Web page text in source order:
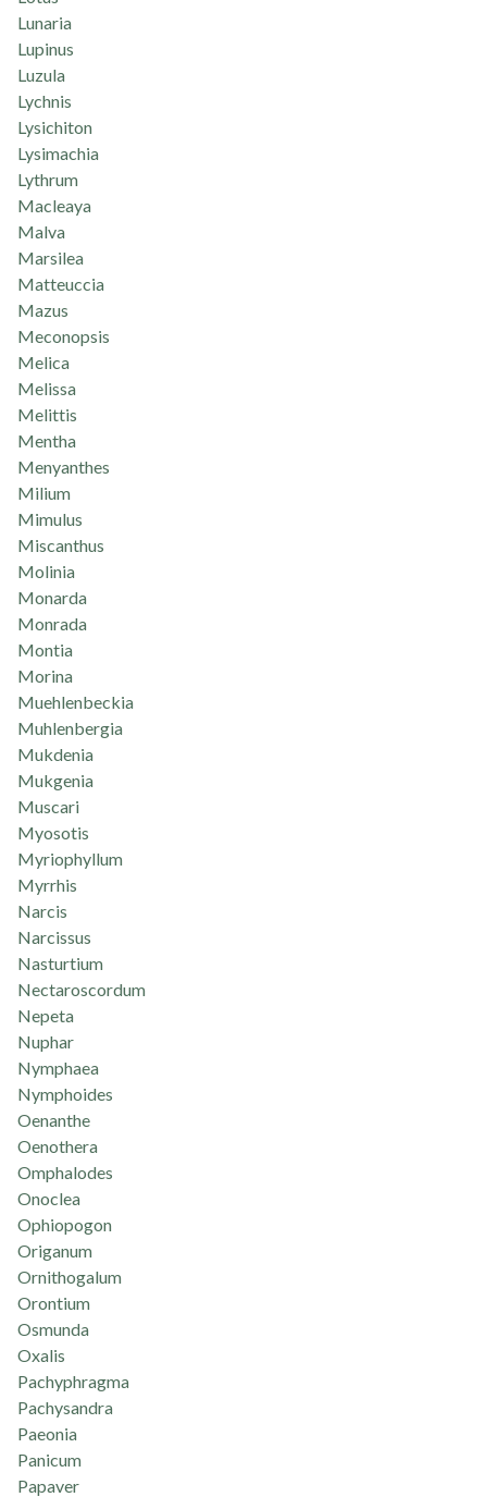
Lunaria
Lupinus
Luzula
Lychnis
Lysichiton
Lysimachia
Lythrum
Macleaya
Malva
Marsilea
Matteuccia
Mazus
Meconopsis
Melica
Melissa
Melittis
Mentha
Menyanthes
Milium
Mimulus
Miscanthus
Molinia
Monarda
Monrada
Montia
Morina
Muehlenbeckia
Muhlenbergia
Mukdenia
Mukgenia
Muscari
Myosotis
Myriophyllum
Myrrhis
Narcis
Narcissus
Nasturtium
Nectaroscordum
Nepeta
Nuphar
Nymphaea
Nymphoides
Oenanthe
Oenothera
Omphalodes
Onoclea
Ophiopogon
Origanum
Ornithogalum
Orontium
Osmunda
Oxalis
Pachyphragma
Pachysandra
Paeonia
Panicum
Papaver